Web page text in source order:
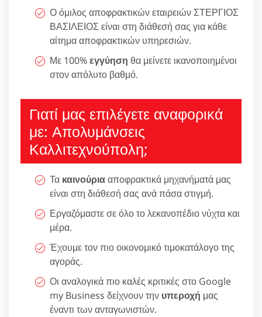
Ο όμιλος αποφρακτικών εταιρειών ΣΤΕΡΓΙΟΣ
ΒΑΣΙΛΕΙΟΣ είναι στη διάθεσή σας για κάθε
αίτημα αποφρακτικών υπηρεσιών.
Με 100%εγγύηση θα μείνετε ικανοποιημένοι
στον απόλυτο βαθμό.
Γιατί μας επιλέγετε αναφορικά
με: Απολυμάνσεις
Καλλιτεχνούπολη;
Τα καινούριααποφρακτικά μηχανήματά μας
είναι στη διάθεσή σας ανά πάσα στιγμή.
Εργαζόμαστε σε όλο το λεκανοπέδιο νύχτα και
μέρα.
Έχουμε τον πιο οικονομικό τιμοκατάλογο της
αγοράς.
Οι αναλογικά πιο καλές κριτικές στο Google
my Business δείχνουν την υπεροχή μας
έναντι των ανταγωνιστών.